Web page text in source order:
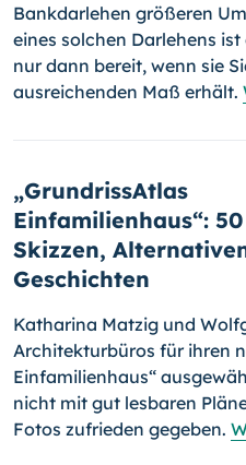
Bankdarlehen größeren
eines solchen Darlehens
nur dann bereit, wenn sie
ausreichenden Maß erhält.
„GrundrissAtlas
Einfamilienhaus“:
Skizzen,
Geschichten
Katharina Matzig und
Architekturbüros für ihren
Einfamilienhaus“
nicht mit gut lesbaren
Fotos zufrieden gegeben.